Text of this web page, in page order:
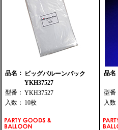
品名： ビッグバルーンパック
YKH37527
型番： YKH37527
入数： 10枚
品名
型番
入数